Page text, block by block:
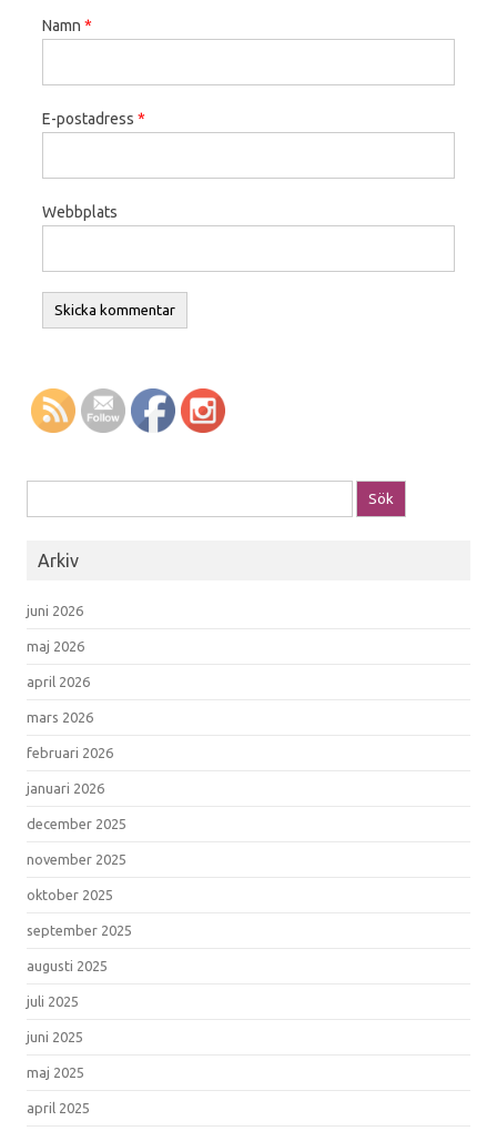
Namn *
E-postadress *
Webbplats
Arkiv
juni 2026
maj 2026
april 2026
mars 2026
februari 2026
januari 2026
december 2025
november 2025
oktober 2025
september 2025
augusti 2025
juli 2025
juni 2025
maj 2025
april 2025